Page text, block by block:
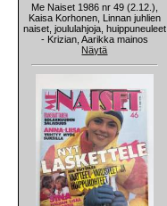
Me Naiset 1986 nr 49 (2.12.),
Kaisa Korhonen, Linnan juhlien
naiset, joululahjoja, huippuneuleet
- Krizian, Aarikka mainos
Näytä